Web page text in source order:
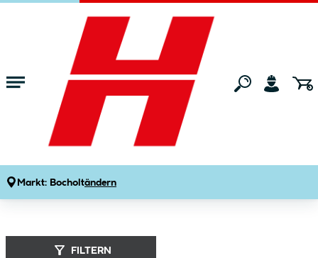
Zum Hauptinhalt springen
Markt: Bocholtändern
Marken Novadoors
Novadoors (26 Produkte
FILTERN